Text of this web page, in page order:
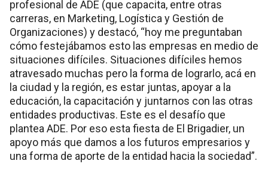
profesional de ADE (que capacita, entre otras
carreras, en Marketing, Logística y Gestión de
Organizaciones) y destacó, “hoy me preguntaban
cómo festejábamos esto las empresas en medio de
situaciones difíciles. Situaciones difíciles hemos
atravesado muchas pero la forma de lograrlo, acá en
la ciudad y la región, es estar juntas, apoyar a la
educación, la capacitación y juntarnos con las otras
entidades productivas. Este es el desafío que
plantea ADE. Por eso esta fiesta de El Brigadier, un
apoyo más que damos a los futuros empresarios y
una forma de aporte de la entidad hacia la sociedad”.